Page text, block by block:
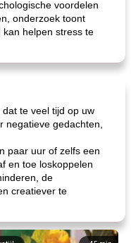
voordelen
onderzoek toont
helpen stress te
te veel tijd op uw
gedachten,
paar uur of zelfs een
en toe loskoppelen
de
creatiever te